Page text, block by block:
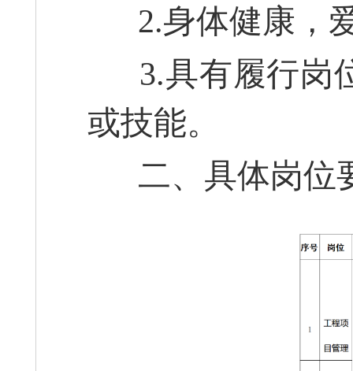
2.身体健康，
3.具有履行岗
或技能。
二、具体岗位